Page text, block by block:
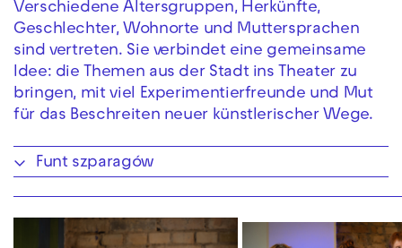
Verschiedene Altersgruppen, Herkünfte,
Geschlechter, Wohnorte und Muttersprachen
sind vertreten. Sie verbindet eine gemeinsame
Idee: die Themen aus der Stadt ins Theater zu
bringen, mit viel Experimentierfreunde und Mut
für das Beschreiten neuer künstlerischer Wege.
Funt szparagów